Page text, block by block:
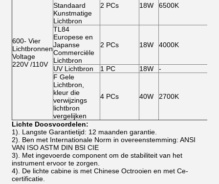
600- Vier
Lichtbronnen
Voltage
220V /110V
Standaard
Kunstmatige
Lichtbron
2 PCs 18W 6500K
TL84
Europese en
Japanse
Commerciële
Lichtbron
2 PCs 18W 4000K
UV Lichtbron 1 PC 18W
-
F Gele
Lichtbron,
kleur die
verwijzings
lichtbron
vergelijken
4 PCs 40W 2700K
Lichte Doosvoordelen:
1). Langste Garantietijd: 12 maanden garantie.
2). Ben met Internationale Norm in overeenstemming: ANSI
VAN ISO ASTM DIN BSI CIE
3). Met ingevoerde component om de stabiliteit van het
instrument ervoor te zorgen.
4). De lichte cabine is met Chinese Octrooien en met Ce-
certificatie.